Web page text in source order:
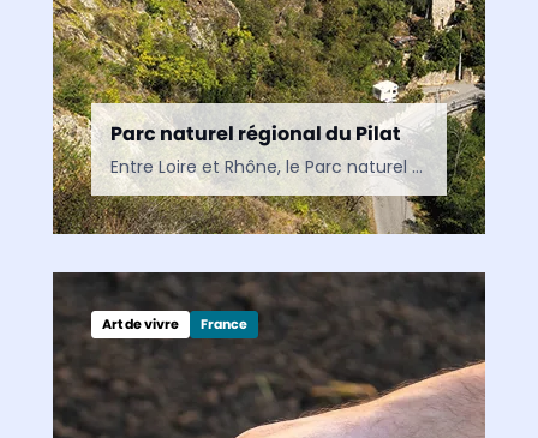
Parc naturel régional du Pilat
Entre Loire et Rhône, le Parc naturel régional du Pilat offre une grande diversité de paysages, de sentiers de randonnée et de patrimoines naturels à découvrir.
Art de vivre France